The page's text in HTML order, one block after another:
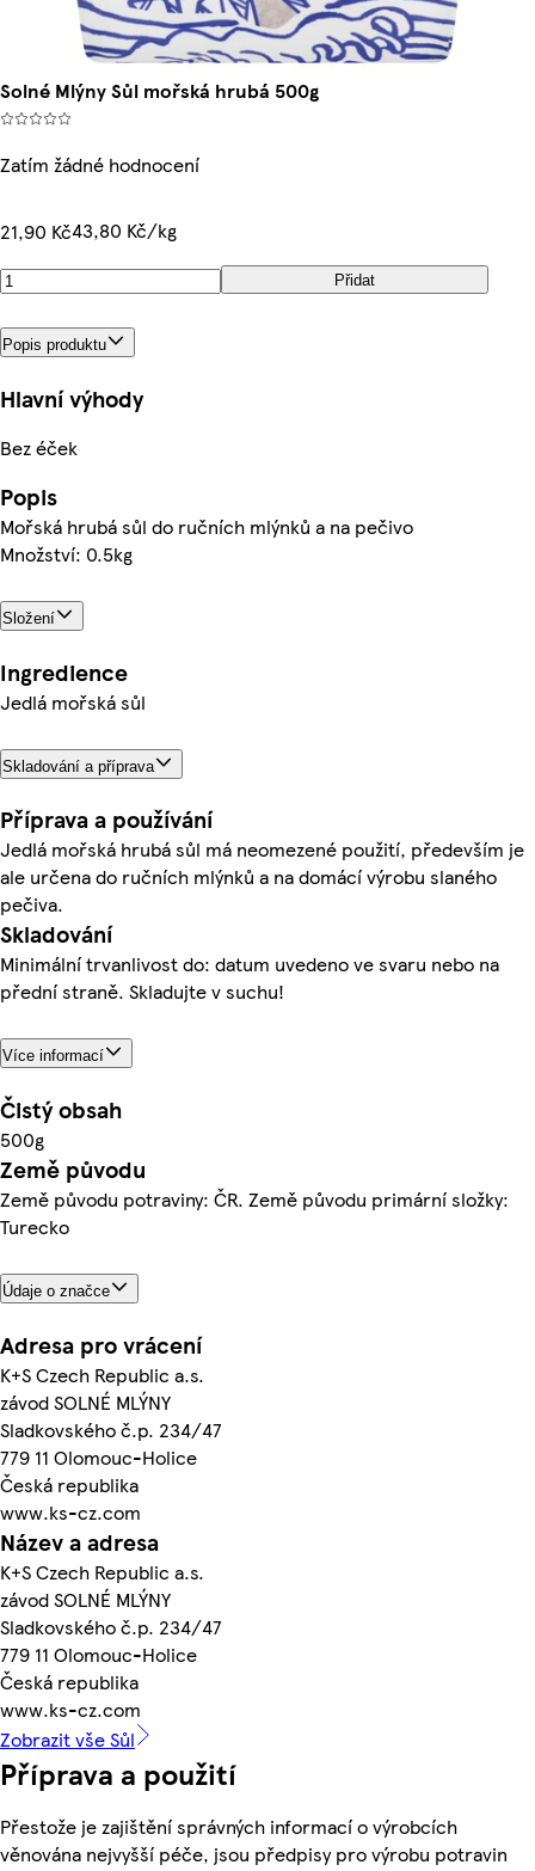
Solné Mlýny Sůl mořská hrubá 500g
Zatím žádné hodnocení
21,90 Kč43,80 Kč/kg
Přidat
Popis produktu
Hlavní výhody
Bez éček
Popis
Mořská hrubá sůl do ručních mlýnků a na pečivo
Množství: 0.5kg
Složení
Ingredience
Jedlá mořská sůl
Skladování a příprava
Příprava a používání
Jedlá mořská hrubá sůl má neomezené použití, především je
ale určena do ručních mlýnků a na domácí výrobu slaného
pečiva.
Skladování
Minimální trvanlivost do: datum uvedeno ve svaru nebo na
přední straně. Skladujte v suchu!
Více informací
Čistý obsah
500g
Země původu
Země původu potraviny: ČR. Země původu primární složky:
Turecko
Údaje o značce
Adresa pro vrácení
K+S Czech Republic a.s.
závod SOLNÉ MLÝNY
Sladkovského č.p. 234/47
779 11 Olomouc-Holice
Česká republika
www.ks-cz.com
Název a adresa
K+S Czech Republic a.s.
závod SOLNÉ MLÝNY
Sladkovského č.p. 234/47
779 11 Olomouc-Holice
Česká republika
www.ks-cz.com
Zobrazit vše Sůl
Příprava a použití
Přestože je zajištění správných informací o výrobcích
věnována nejvyšší péče, jsou předpisy pro výrobu potravin